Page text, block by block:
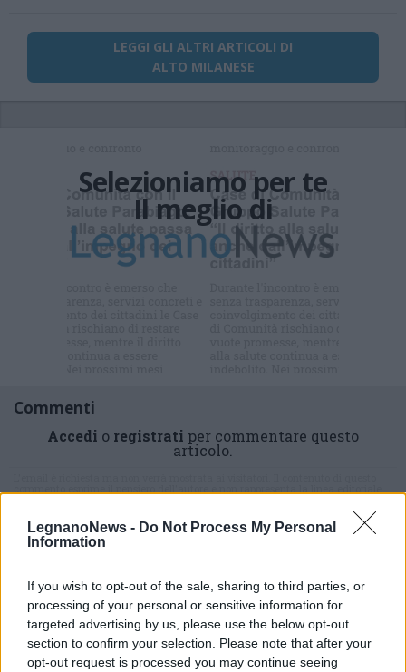
LegnanoNews - Do Not Process My Personal
Information
If you wish to opt-out of the sale, sharing to third parties, or
processing of your personal or sensitive information for
targeted advertising by us, please use the below opt-out
section to confirm your selection. Please note that after your
opt-out request is processed you may continue seeing
LEGGI GLI ALTRI ARTICOLI DI
ALTO MILANESE
Selezioniamo per te
Il meglio di
Commenti
Accedi o registrati per commentare questo
articolo.
commento esprime il pensiero dell'autore e non rappresenta la linea editoriale
commenti non sono testi giornalistici, ma post inviati dai singoli lettori che
possono essere automaticamente pubblicati senza filtro preventivo. I commenti
che includano uno o più link a siti esterni verranno rimossi in automatico dal
sistema.